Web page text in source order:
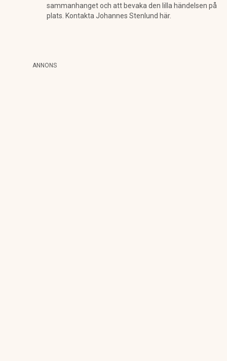
sammanhanget och att bevaka den lilla händelsen på
plats. Kontakta Johannes Stenlund här.
ANNONS